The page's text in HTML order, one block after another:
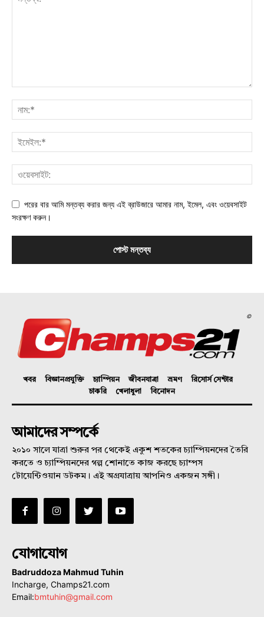
পরের বার আমি মন্তব্য করার জন্য এই ব্রাউজারে আমার নাম, ইমেল, এবং ওয়েবসাইট
সংরক্ষণ করুন।
©
খবর বিজ্ঞানপ্রযুক্তি চ্যাম্পিয়ন জীবনযাত্রা ভ্রমণ
রিসোর্স সেন্টার
চাকরি
খেলাধুলা বিনোদন
আমাদের সম্পর্কে
২০১০ সালে যাত্রা শুরুর পর থেকেই একুশ শতকের চ্যাম্পিয়নদের তৈরি
করতে ও চ্যাম্পিয়নদের গল্প শোনাতে কাজ করছে চ্যাম্পস
টোয়েন্টিওয়ান ডটকম। এই অগ্রযাত্রায় আপনিও একজন সঙ্গী।
যোগাযোগ
Badruddoza Mahmud Tuhin
Incharge, Champs21.com
Email:bmtuhin@gmail.com